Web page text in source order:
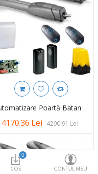
0
COS
CONTUL MEU
Automatizare Poartă Batantă CAME ATS KIT FULL 3M 230V – 8K01MP-023
4170.36 Lei 4290.91 Lei